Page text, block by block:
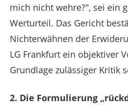
mich nicht wehre?", sei ein
Werturteil. Das Gericht
Nichterwähnen der
LG Frankfurt ein objektiver
Grundlage zulässiger Kritik
2. Die Formulierung